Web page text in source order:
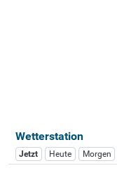
Wetterstation
Jetzt Heute Morgen